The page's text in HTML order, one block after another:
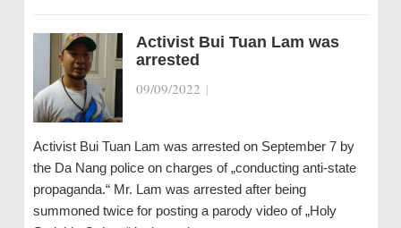
Activist Bui Tuan Lam was
arrested
09/09/2022 |
Activist Bui Tuan Lam was arrested on September 7 by
the Da Nang police on charges of „conducting anti-state
propaganda.“ Mr. Lam was arrested after being
summoned twice for posting a parody video of „Holy